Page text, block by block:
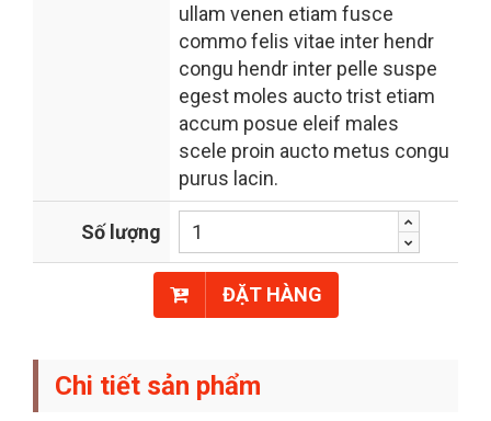
ullam venen etiam fusce
commo felis vitae inter hendr
congu hendr inter pelle suspe
egest moles aucto trist etiam
accum posue eleif males
scele proin aucto metus congu
purus lacin.
Số lượng
ĐẶT HÀNG
Chi tiết sản phẩm